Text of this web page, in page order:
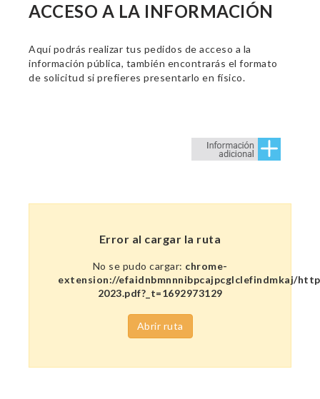
ACCESO A LA INFORMACIÓN
Aquí podrás realizar tus pedidos de acceso a la
información pública, también encontrarás el formato
de solicitud si prefieres presentarlo en físico.
Error al cargar la ruta
No se pudo cargar: chrome-
extension://efaidnbmnnnibpcajpcglclefindmkaj/
2023.pdf?_t=1692973129
Abrir ruta